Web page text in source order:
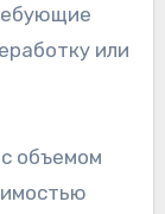
или
объемом